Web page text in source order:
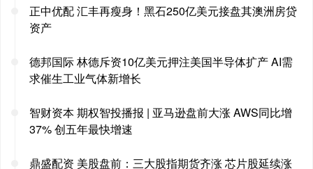
正中优配 汇丰再瘦身！黑石250亿美元接盘其澳洲房贷
资产
德邦国际 林德斥资10亿美元押注美国半导体扩产 AI需
求催生工业气体新增长
智财资本 期权智投播报 | 亚马逊盘前大涨 AWS同比增
37% 创五年最快增速
鼎盛配资 美股盘前：三大股指期货齐涨 芯片股延续涨